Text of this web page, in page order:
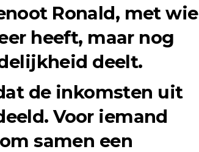
Ronald, met wie
heeft, maar nog
deelt.
de inkomsten uit
Voor iemand
samen een